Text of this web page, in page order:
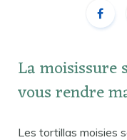
La
vous rendre
Les tortillas moisies